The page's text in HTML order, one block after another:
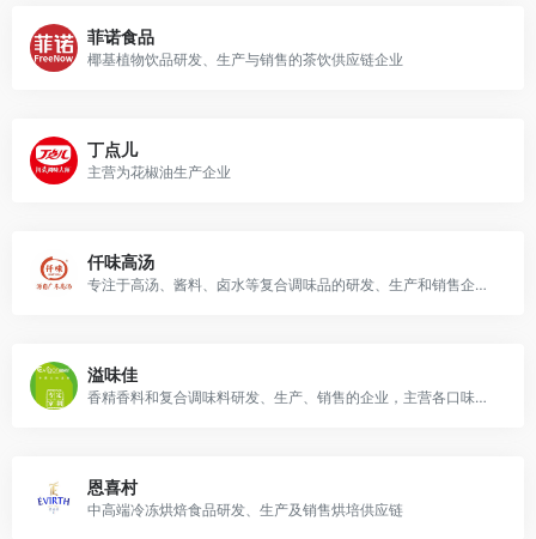
菲诺食品
椰基植物饮品研发、生产与销售的茶饮供应链企业
丁点儿
主营为花椒油生产企业
仟味高汤
专注于高汤、酱料、卤水等复合调味品的研发、生产和销售企业。
溢味佳
香精香料和复合调味料研发、生产、销售的企业，主营各口味小龙虾底料。
恩喜村
中高端冷冻烘焙食品研发、生产及销售烘培供应链